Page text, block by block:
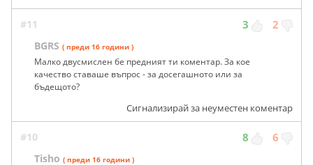
#11 3 2
BGRS ( преди 16 години )
Малко двусмислен бе предният ти коментар. За кое
качество ставаше въпрос - за досегашното или за
бъдещото?
Сигнализирай за неуместен коментар
#10 8 6
Tisho ( преди 16 години )